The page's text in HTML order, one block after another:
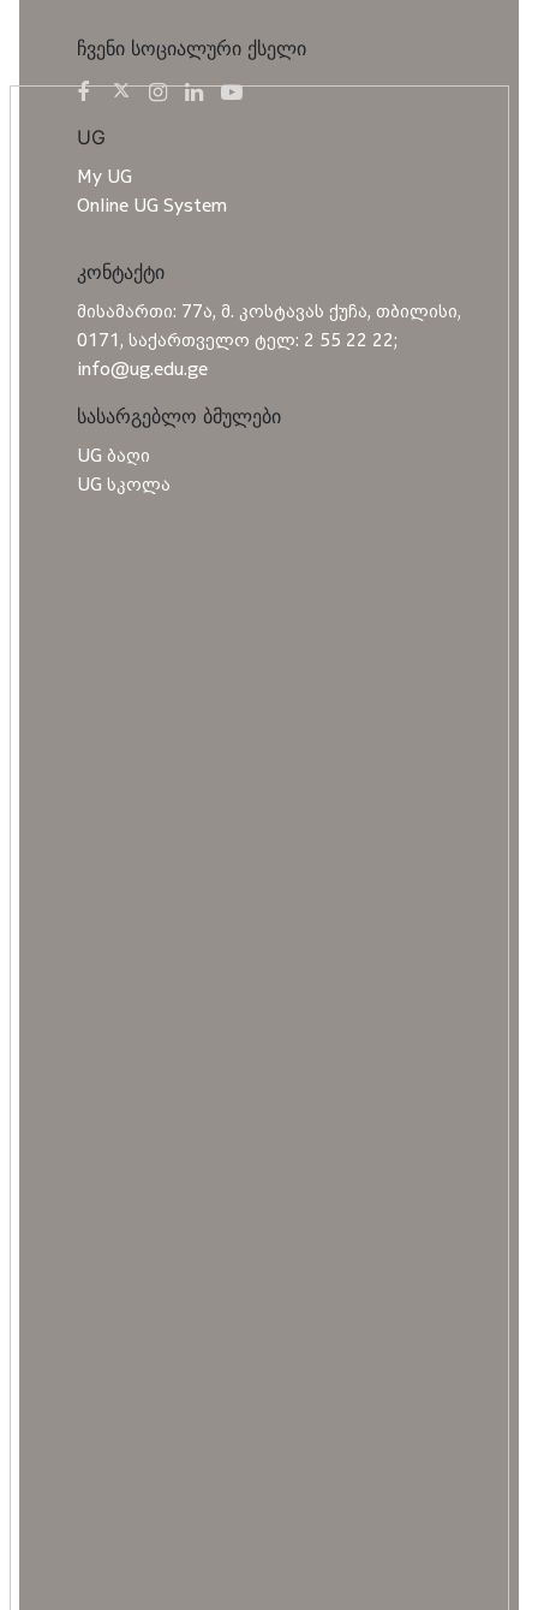
ჩვენი სოციალური ქსელი
UG
My UG
Online UG System
კონტაქტი
მისამართი: 77ა, მ. კოსტავას ქუჩა, თბილისი,
0171, საქართველო ტელ: 2 55 22 22;
info@ug.edu.ge
სასარგებლო ბმულები
UG ბაღი
UG სკოლა